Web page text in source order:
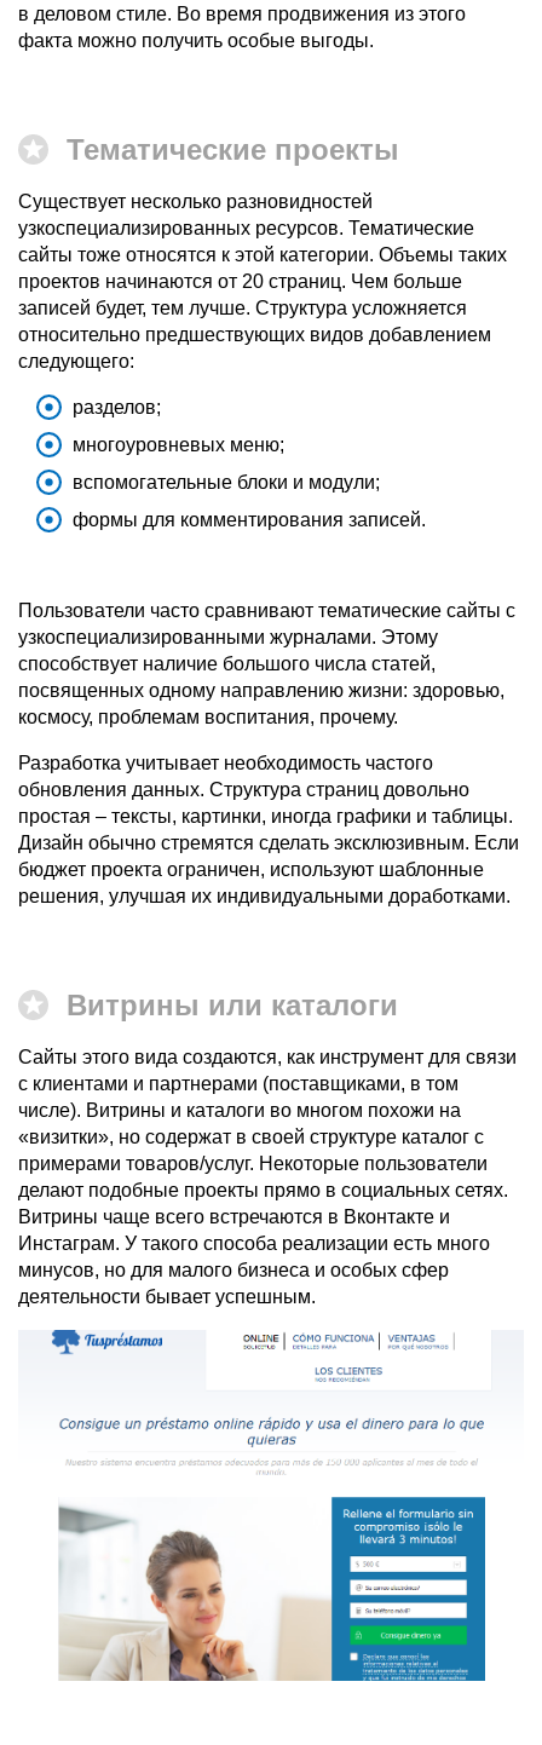
в деловом стиле. Во время продвижения из этого
факта можно получить особые выгоды.
Тематические проекты
Существует несколько разновидностей
узкоспециализированных ресурсов. Тематические
сайты тоже относятся к этой категории. Объемы таких
проектов начинаются от 20 страниц. Чем больше
записей будет, тем лучше. Структура усложняется
относительно предшествующих видов добавлением
следующего:
разделов;
многоуровневых меню;
вспомогательные блоки и модули;
формы для комментирования записей.
Пользователи часто сравнивают тематические сайты с
узкоспециализированными журналами. Этому
способствует наличие большого числа статей,
посвященных одному направлению жизни: здоровью,
космосу, проблемам воспитания, прочему.
Разработка учитывает необходимость частого
обновления данных. Структура страниц довольно
простая – тексты, картинки, иногда графики и таблицы.
Дизайн обычно стремятся сделать эксклюзивным. Если
бюджет проекта ограничен, используют шаблонные
решения, улучшая их индивидуальными доработками.
Витрины или каталоги
Сайты этого вида создаются, как инструмент для связи
с клиентами и партнерами (поставщиками, в том
числе). Витрины и каталоги во многом похожи на
«визитки», но содержат в своей структуре каталог с
примерами товаров/услуг. Некоторые пользователи
делают подобные проекты прямо в социальных сетях.
Витрины чаще всего встречаются в Вконтакте и
Инстаграм. У такого способа реализации есть много
минусов, но для малого бизнеса и особых сфер
деятельности бывает успешным.